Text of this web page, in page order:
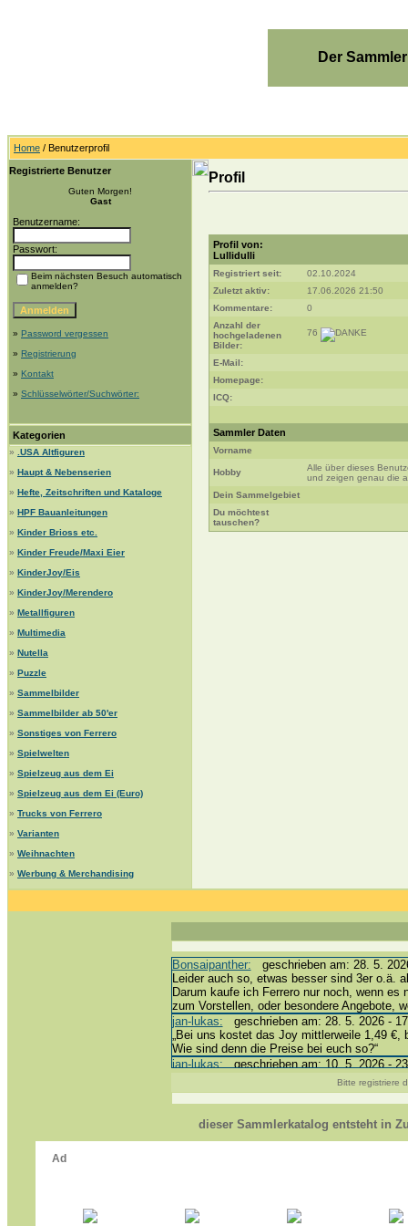
Der
Home / Benutzerprofil
Registrierte Benutzer
Guten Morgen!
Gast
Benutzername:
Passwort:
Beim nächsten Besuch automatisch
anmelden?
» Password vergessen
» Registrierung
» Kontakt
» Schlüsselwörter/Suchwörter:
Kategorien
»
.USA Altfiguren
» Haupt & Nebenserien
» Hefte, Zeitschriften und Kataloge
» HPF Bauanleitungen
» Kinder Brioss etc.
» Kinder Freude/Maxi Eier
» KinderJoy/Eis
» KinderJoy/Merendero
» Metallfiguren
» Multimedia
» Nutella
» Puzzle
» Sammelbilder
» Sammelbilder ab 50'er
» Sonstiges von Ferrero
» Spielwelten
» Spielzeug aus dem Ei
» Spielzeug aus dem Ei (Euro)
» Trucks von Ferrero
» Varianten
» Weihnachten
» Werbung & Merchandising
Profil
Profil von:
Lullidulli
Registriert seit:
02.10.2024
Zuletzt aktiv:
17.06.2026 21:50
Kommentare:
0
Anzahl der
hochgeladenen
Bilder:
76
E-Mail:
Homepage:
ICQ:
Sammler Daten
Vorname
Hobby
Alle über dieses
und zeigen genau die
Dein Sammelgebiet
Du möchtest
tauschen?
Bonsaipanther: geschrieben am: 28. 5.
Leider auch so, etwas besser sind 3er o.ä.
Darum kaufe ich Ferrero nur noch, wenn es
zum Vorstellen, oder besondere Angebote,
jan-lukas: geschrieben am: 28. 5. 2026 -
„Bei uns kostet das Joy mittlerweile 1,49 €,
Wie sind denn die Preise bei euch so?“
jan-lukas:geschrieben am: 10. 5. 2026 -
Bonsaipanther:geschrieben am: 10. 5.
@ Harald
https://www.ue-ei-portal-
Dein Enkel sollte zur Strafe die nächsten 3
jan-lukas:
geschrieben am: 29. 4. 2026 -
https://www.ferrero-
Bitte registriere
dieser Sammlerkatalog entsteht in